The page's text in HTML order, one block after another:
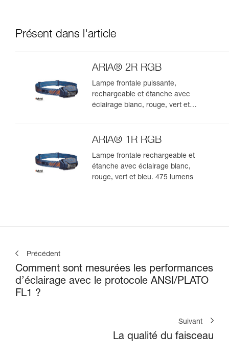
Présent dans l'article
ARIA® 2R RGB
Lampe frontale puissante,
rechargeable et étanche avec
éclairage blanc, rouge, vert et
ARIA® 1R RGB
Lampe frontale rechargeable et
étanche avec éclairage blanc,
rouge, vert et bleu. 475 lumens
Précédent
Comment sont mesurées les performances
d’éclairage avec le protocole ANSI/PLATO
FL1 ?
Suivant
La qualité du faisceau